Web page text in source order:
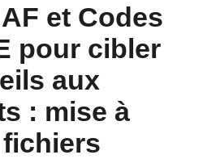
et Codes
pour cibler
aux
: mise à